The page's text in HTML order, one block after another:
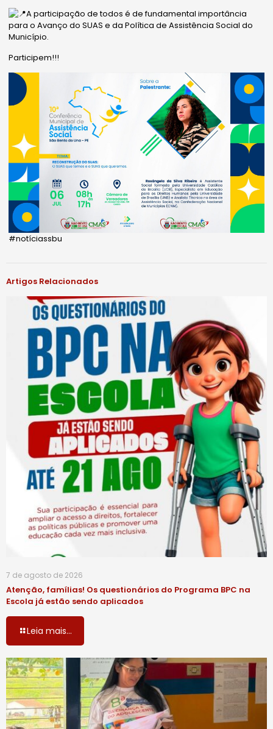
A participação de todos é de fundamental importância
para o Avanço do SUAS e da Política de Assistência Social do
Município.
Participem!!!
#notíciassbu
Artigos Relacionados
7 de agosto de 2026
Atenção, famílias! Os questionários do Programa BPC na
Escola já estão sendo aplicados
Leia mais...